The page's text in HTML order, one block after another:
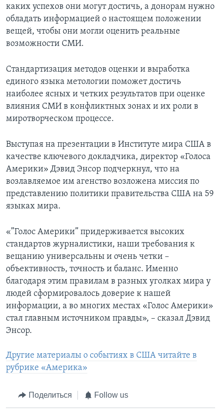
каких успехов они могут достичь, а донорам нужно
обладать информацией о настоящем положении
вещей, чтобы они могли оценить реальные
возможности СМИ.
Стандартизация методов оценки и выработка
единого языка метологии поможет достичь
наиболее ясных и четких результатов при оценке
влияния СМИ в конфликтных зонах и их роли в
миротворческом процессе.
Выступая на презентации в Институте мира США в
качестве ключевого докладчика, директор «Голоса
Америки» Дэвид Энсор подчеркнул, что на
возлавляемое им агенство возложена миссия по
представлению политики правительства США на 59
языках мира.
«”Голос Америки” придерживается высоких
стандартов журналистики, наши требования к
вещанию универсальны и очень четки –
объективность, точность и баланс. Именно
благодаря этим правилам в разных уголках мира у
людей сформировалось доверие к нашей
информации, а во многих местах «Голос Америки»
стал главным источником правды», – сказал Дэвид
Энсор.
Другие материалы о событиях в США читайте в
рубрике «Америка»
Поделиться Follow us